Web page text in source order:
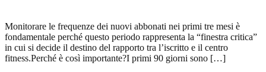
Monitorare le frequenze dei nuovi abbonati nei primi tre mesi è
fondamentale perché questo periodo rappresenta la “finestra critica”
in cui si decide il destino del rapporto tra l’iscritto e il centro
fitness.Perché è così importante?I primi 90 giorni sono […]